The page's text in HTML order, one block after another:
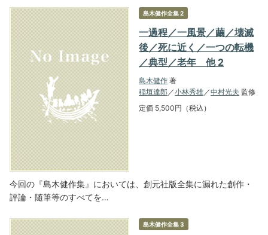
島木健作全集 2
一過程／一風景／繭／壊滅
後／死に近く／一つの転機
／典型／老年 他 2
島木健作 著
稲垣達郎／小林秀雄／中村光夫 監修
定価 5,500円（税込）
今回の『島木健作集』においては、創元社版全集に漏れた創作・
評論・随筆等のすべてを…
島木健作全集 3